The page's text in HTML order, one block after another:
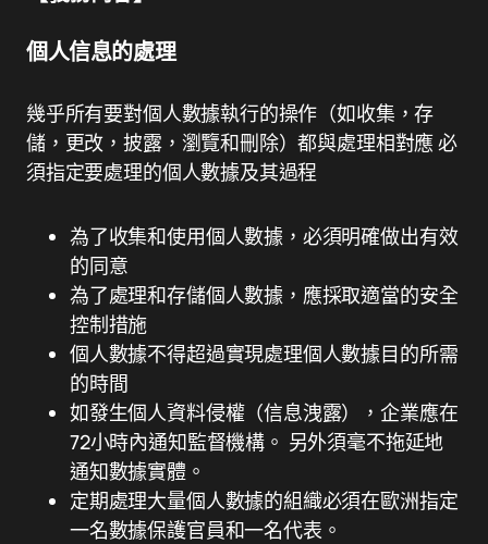
個人信息的處理
幾乎所有要對個人數據執行的操作（如收集，存
儲，更改，披露，瀏覽和刪除）都與處理相對應 必
須指定要處理的個人數據及其過程
為了收集和使用個人數據，必須明確做出有效
的同意
為了處理和存儲個人數據，應採取適當的安全
控制措施
個人數據不得超過實現處理個人數據目的所需
的時間
如發生個人資料侵權（信息洩露），企業應在
72小時內通知監督機構。 另外須毫不拖延地
通知數據實體。
定期處理大量個人數據的組織必須在歐洲指定
一名數據保護官員和一名代表。